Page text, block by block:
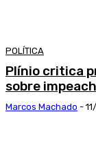
POLÍTICA
Plínio critica
sobre
Marcos Machado -